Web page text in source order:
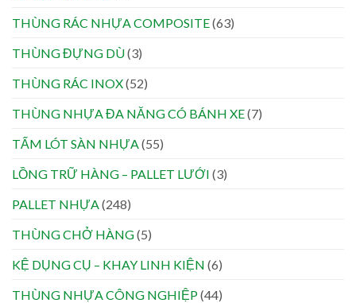
THÙNG RÁC NHỰA COMPOSITE(63)
THÙNG ĐỰNG DÙ(3)
THÙNG RÁC INOX(52)
THÙNG NHỰA ĐA NĂNG CÓ BÁNH XE(7)
TẤM LÓT SÀN NHỰA (55)
LỒNG TRỮ HÀNG – PALLET LƯỚI (3)
PALLET NHỰA (248)
THÙNG CHỞ HÀNG(5)
KỆ DỤNG CỤ – KHAY LINH KIỆN (6)
THÙNG NHỰA CÔNG NGHIỆP(44)